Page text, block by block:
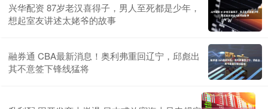
兴华配资 87岁老汉喜得子，男人至死都是少年，
想起室友讲述太姥爷的故事
融券通 CBA最新消息！奥利弗重回辽宁，邱彪出
其不意签下锋线猛将